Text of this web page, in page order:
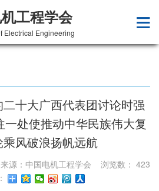
工程学会
Electrical Engineering
十大广西代表团讨论时强
处使推动中华民族伟大复
风破浪扬帆远航
源：中国电机工程学会 浏览数： 423